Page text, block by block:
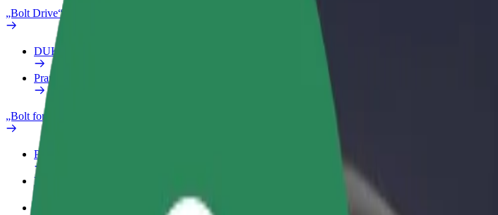
„Bolt Drive“
DUK
Pranešti apie automobilį
„Bolt for Business“
Privalumai
Verslo profilis